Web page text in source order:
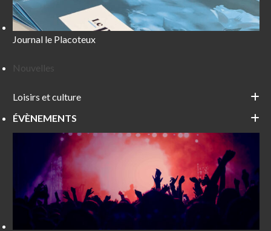
Journal le Placoteux
Nouvelles
Loisirs et culture
ÉVÈNEMENTS